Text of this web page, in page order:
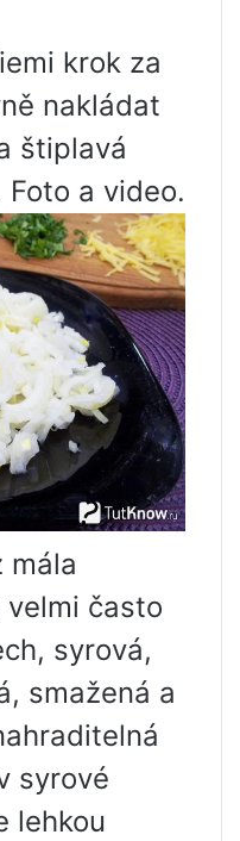
krok za
nakládat
štiplavá
a video.
mála
často
syrová,
smažená a
syrové
lehkou